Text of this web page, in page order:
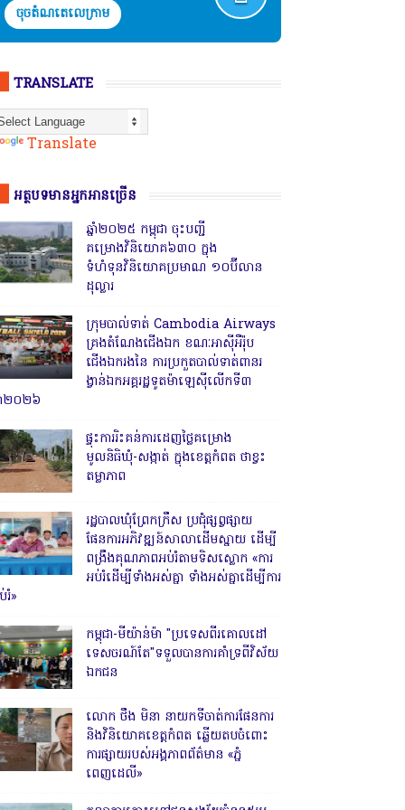
ចុចតំណតេលេក្រាម
TRANSLATE
Translate
អត្ថបទមានអ្នកអានច្រើន
ឆ្នាំ២០២៥ កម្ពុជា ចុះបញ្ជី
គម្រោងវិនិយោគ៦៣០ ក្នុង
ទំហំទុនវិនិយោគប្រមាណ ១០ប៊ីលាន
ដុល្លារ
ក្រុមបាល់ទាត់ Cambodia Airways
គ្រងតំណែងជើងឯក ខណៈអាស៊ីអឺរ៉ុប
ជើងឯករងនៃ ការប្រកួតបាល់ទាត់ពានរ
ង្វាន់ឯកអគ្គរដ្ឋទូតម៉ាឡេស៊ីលើកទី៣
ាំ២០២៦
ផ្ទុះការរិះគន់ការដេញថ្លៃគម្រោង
មូលនិធិឃុំ-សង្កាត់ ក្នុងខេត្តកំពត ថាខ្វះ
តម្លាភាព
រដ្ឋបាលឃុំព្រែកក្រឹស ប្រជុំផ្សព្វផ្សាយ
ផែនការអភិវឌ្ឍន៍សាលាដើមស្នាយ ដើម្បី
ពង្រឹងគុណភាពអប់រំតាមទិសស្លោក «ការ
អប់រំដើម្បីទាំងអស់គ្នា ទាំងអស់គ្នាដើម្បីការ
រំ»
កម្ពុជា-មីយ៉ាន់ម៉ា "ប្រទេសពីរគោលដៅ
ទេសចរណ៍តែ"ទទួលបានការគាំទ្រពីវិស័យ
ឯកជន
លោក ថឹង មិនា នាយកទីចាត់ការផែនការ
និងវិនិយោគខេត្តកំពត ឆ្លើយតបចំពោះ
ការផ្សាយរបស់អង្គភាពព័ត៌មាន «ភ្នំ
ពេញដេលី»